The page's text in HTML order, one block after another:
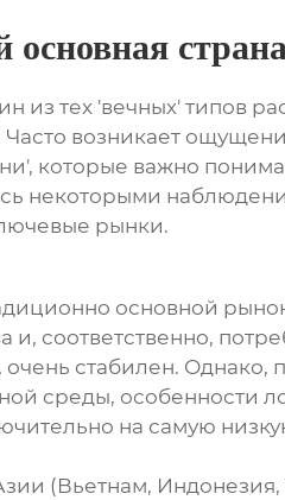
из тех 'вечных' типов
возникает
которые важно
некоторыми
рынки.
основной
соответственно,
стабилен. Однако,
среды, особенности
на самую
(Вьетнам,